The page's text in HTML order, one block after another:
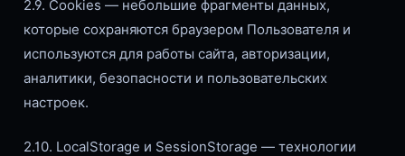
2.9. Cookies — небольшие фрагменты данных,
которые сохраняются браузером Пользователя и
используются для работы сайта, авторизации,
аналитики, безопасности и пользовательских
настроек.
2.10. LocalStorage и SessionStorage — технологии